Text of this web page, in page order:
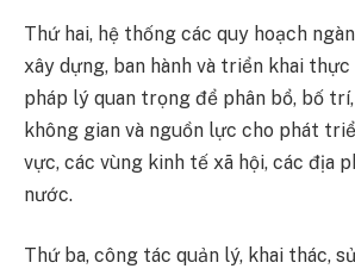
Thứ hai, hệ thống các quy hoạch
xây dựng, ban hành và triển khai
pháp lý quan trọng để phân bổ, bố
không gian và nguồn lực cho phát
vực, các vùng kinh tế xã hội, các địa
nước.
Thứ ba, công tác quản lý, khai thác,